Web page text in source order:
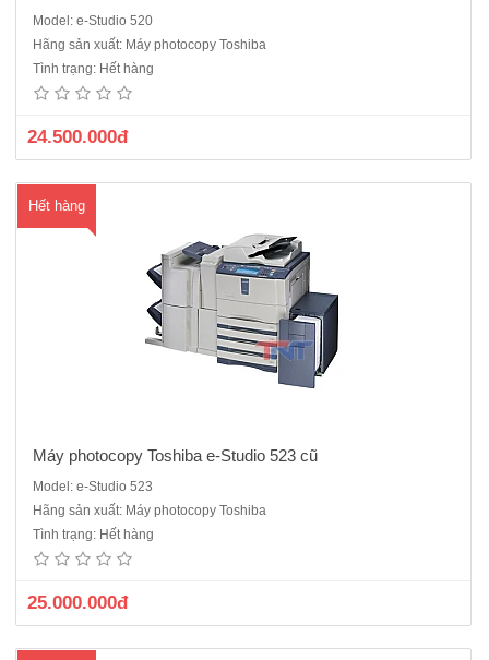
Model: e-Studio 520
Hãng sản xuất: Máy photocopy Toshiba
Tình trạng: Hết hàng
24.500.000đ
Hết hàng
Máy photo Toshiba e-Studio 523-Tốc độ sao chụp : 52 bản/phút-
Chức năng có sẵn: Photocopy ,khổ giấy sao chụp tối đa : A3- Khay
giấy vào : 4 khay x 500 tờ, Khay giấy tay : 100 tờ - Độ phân giải : 2.400
Máy photocopy Toshiba e-Studio 523 cũ
Model: e-Studio 523
Hãng sản xuất: Máy photocopy Toshiba
Tình trạng: Hết hàng
25.000.000đ
Máy Photocopy Toshiba E–Studio 556 máy cũ nhập khẩu sản xuất
năm 2014 Dòng máy công nghiệp chuyên dùng cho các cửa hàng
dịch vụ máy photocopy, công trường, hoặc công ty photo số lượng
lớn.Thông số kỹ thuật: Máy kỹ thuật số :Copy , in ..